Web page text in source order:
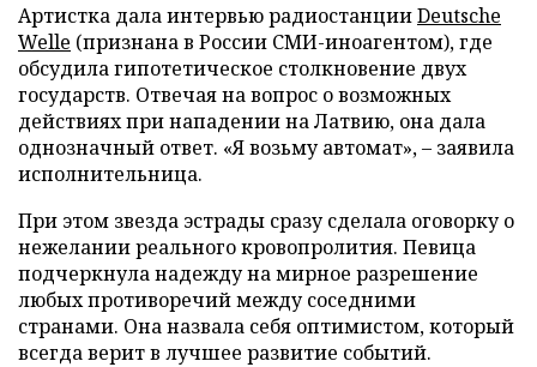
Артистка дала интервью радиостанцииDeutsche
Welle (признана в России СМИ-иноагентом), где
обсудила гипотетическое столкновение двух
государств. Отвечая на вопрос о возможных
действиях при нападении на Латвию, она дала
однозначный ответ. «Я возьму автомат», – заявила
исполнительница.
При этом звезда эстрады сразу сделала оговорку о
нежелании реального кровопролития. Певица
подчеркнула надежду на мирное разрешение
любых противоречий между соседними
странами. Она назвала себя оптимистом, который
всегда верит в лучшее развитие событий.